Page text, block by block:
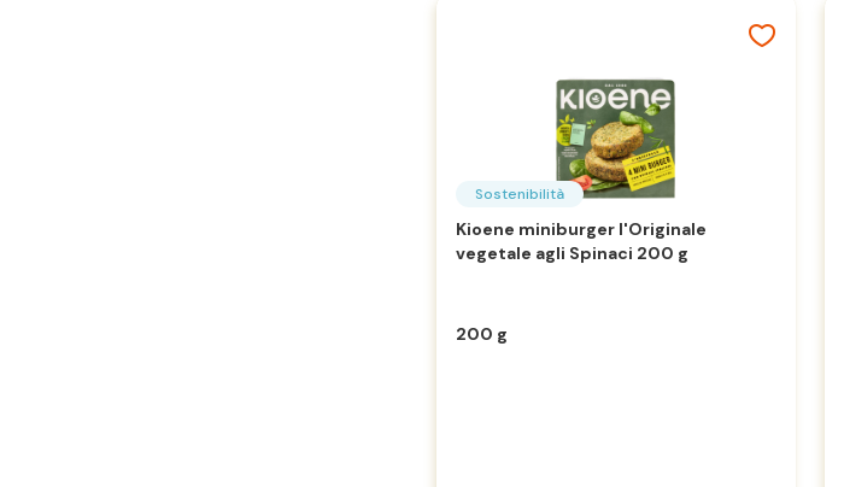
Sostenibilità
Kioene miniburger l'Originale
vegetale agli Spinaci 200 g
200 g